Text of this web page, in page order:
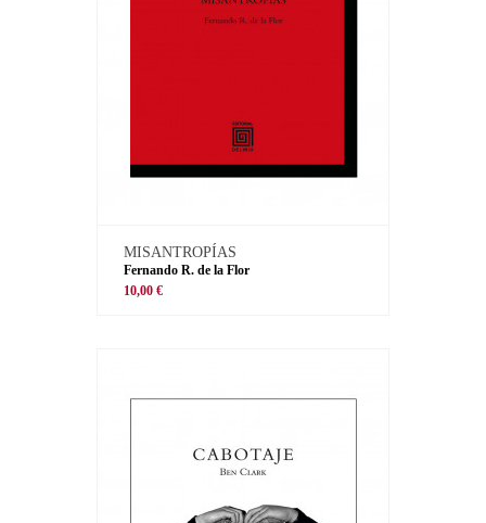
MISANTROPÍAS
Fernando R. de la Flor
10,00 €